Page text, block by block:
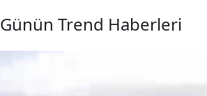
Günün Trend Haberleri